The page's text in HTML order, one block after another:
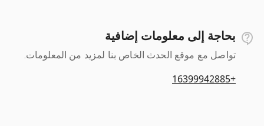
بحاجة إلى معلومات إضافية
تواصل مع موقع الحدث الخاص بنا لمزيد من المعلومات.
+16399942885